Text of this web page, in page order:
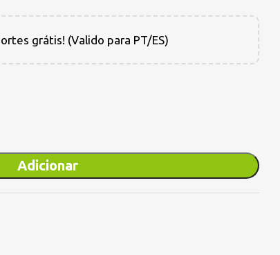
grátis! (Valido para PT/ES)
Adicionar